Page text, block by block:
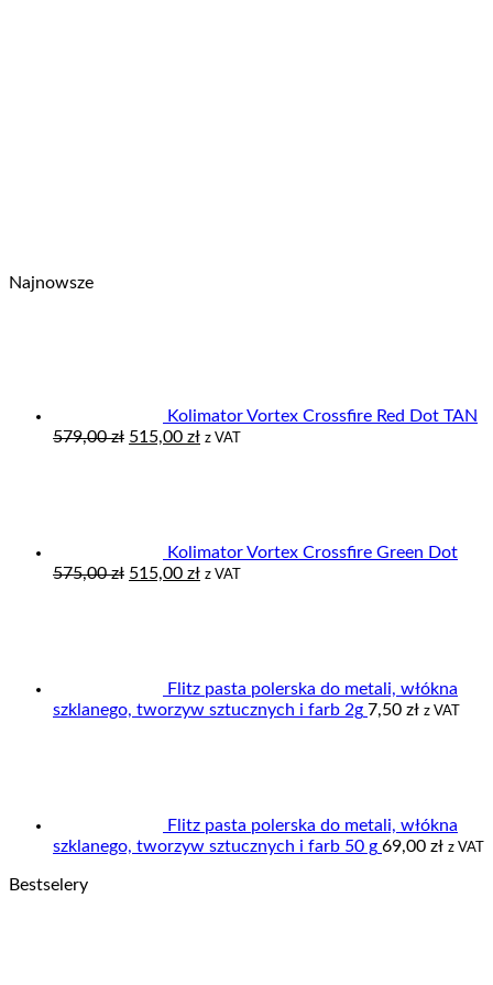
Najnowsze
Kolimator Vortex Crossfire Red Dot TAN
579,00zł Pierwotna
515,00 złAktualna
z VAT
Kolimator Vortex Crossfire Green Dot
575,00zł Pierwotna
515,00 złAktualna
z VAT
Flitz pasta polerska do metali, włókna
szklanego, tworzyw sztucznych i farb 2g 7,50 zł z VAT
Flitz pasta polerska do metali, włókna
szklanego, tworzyw sztucznych i farb 50 g 69,00 zł z VAT
Bestselery